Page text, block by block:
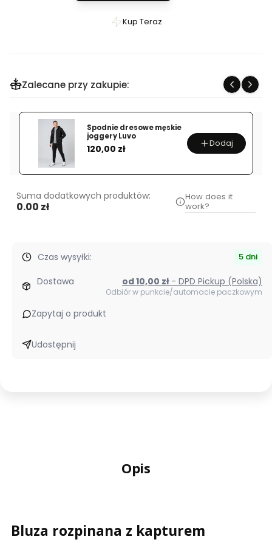
Szybki
rozpinana
El-
Kup Teraz
Zalecane przy zakupie:
Spodnie dresowe męskie
joggery Luvo
Cena
120,00 zł Dodaj
Suma dodatkowych produktów:
0.00 zł
How does it
work?
Czas wysyłki: 5 dni
Dostawa od 10,00 zł - DPD Pickup (Polska)
Odbiór w punkcie/automacie paczkowym
Zapytaj o produkt
Udostępnij
Opis
Bluza rozpinana z kapturem